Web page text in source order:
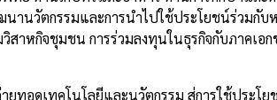
านวัตกรรมและการนำไปใช้ประโยชน์ร่วมกั
วิสาหกิจชุมชน การร่วมลงทุนในธุรกิจกับภาคเ
ยทอดเทคโนโลยีและนวัตกรรม สู่การใช้ประ